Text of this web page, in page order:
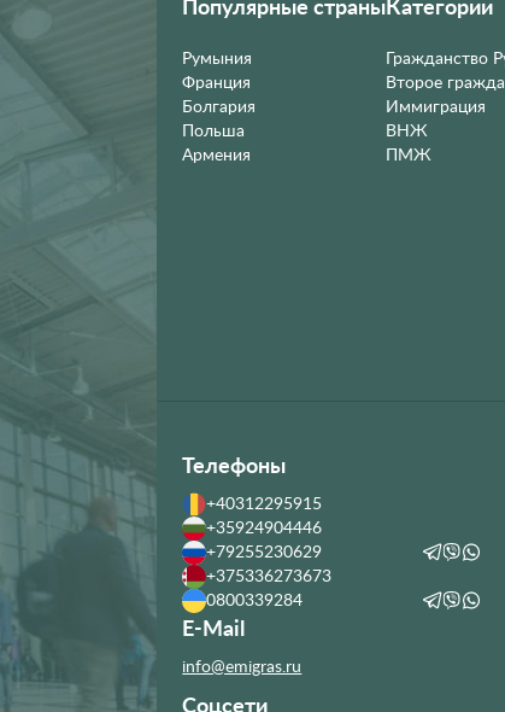
Популярные страны
Румыния
Франция
Болгария
Польша
Армения
Категории
Гражданство
Второе
Иммиграция
ВНЖ
ПМЖ
Телефоны
+40312295915
+35924904446
+79255230629
+375336273673
0800339284
E-Mail
info@emigras.ru
Соцсети